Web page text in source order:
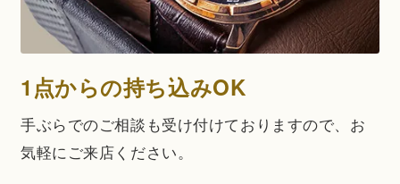
1点からの持ち込みOK
手ぶらでのご相談も受け付けておりますので、お
気軽にご来店ください。